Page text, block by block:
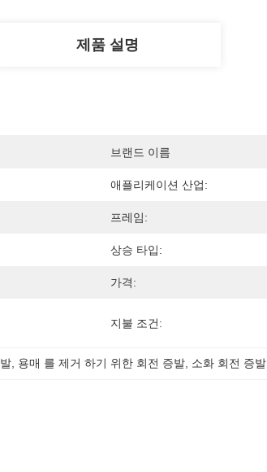
제품 설명
브랜드 이름
애플리케이션 산업:
프레임:
상승 타입:
가격:
지불 조건:
용매 를 제거 하기 위한 회전 증발 소화 회전 증발